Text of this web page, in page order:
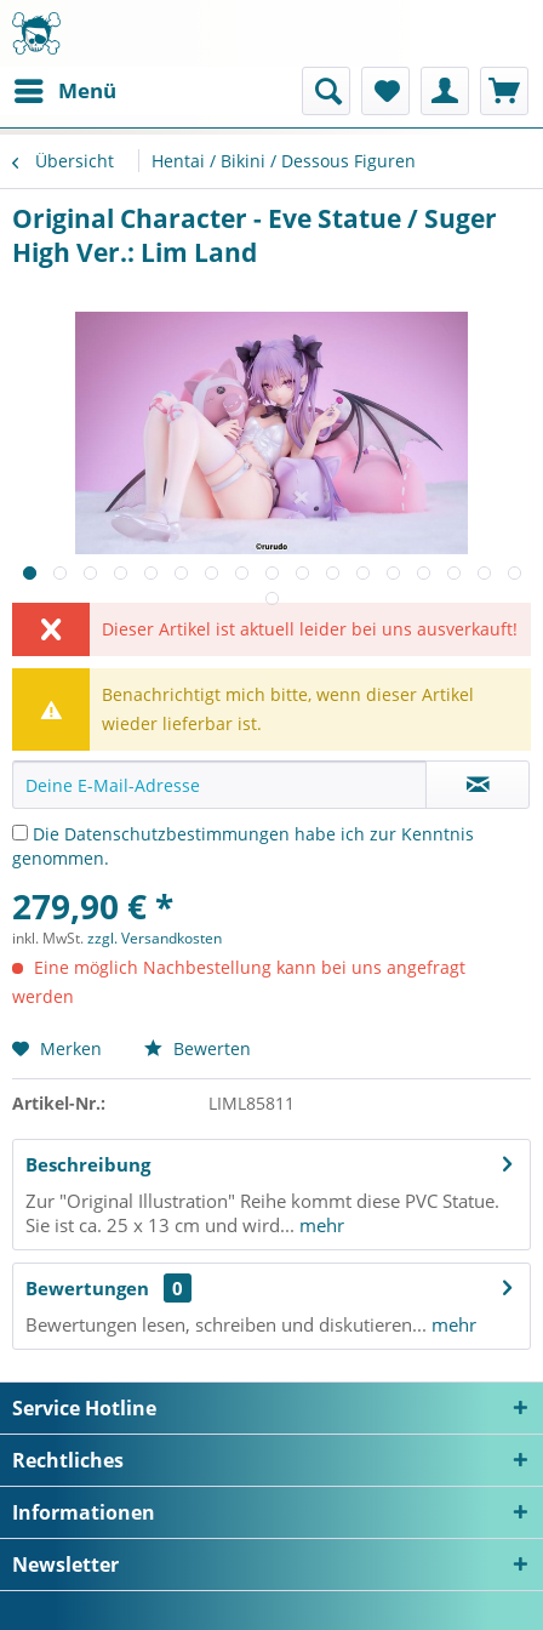
Menü
Übersicht Hentai / Bikini / Dessous Figuren
Original Character - Eve Statue / Suger
High Ver.: Lim Land
Dieser Artikel ist aktuell leider bei uns ausverkauft!
Benachrichtigt mich bitte, wenn dieser Artikel
wieder lieferbar ist.
Die Datenschutzbestimmungen habe ich zur Kenntnis
genommen.
279,90 € *
inkl. MwSt.zzgl. Versandkosten
Eine möglich Nachbestellung kann bei uns angefragt
werden
Merken Bewerten
Artikel-Nr.: LIML85811
Beschreibung
Zur "Original Illustration" Reihe kommt diese PVC Statue.
Sie ist ca. 25 x 13 cm und wird... mehr
Bewertungen
0
Bewertungen lesen, schreiben und diskutieren... mehr
Service Hotline
Rechtliches
Informationen
Newsletter